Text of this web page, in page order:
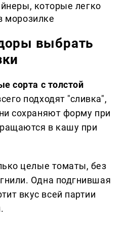
которые легко
морозилке
выбрать
сорта с толстой
подходят "сливка",
сохраняют форму при
в кашу при
целые томаты, без
Одна подгнившая
вкус всей партии